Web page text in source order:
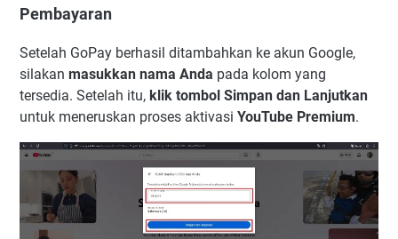
Pembayaran
Setelah GoPay berhasil ditambahkan ke akun Google,
silakan masukkan nama Anda pada kolom yang
tersedia. Setelah itu, klik tombol Simpan dan Lanjutkan
untuk meneruskan proses aktivasi YouTube Premium.